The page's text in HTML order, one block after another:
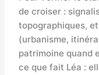
de croiser :
topographiques,
(urbanisme,
patrimoine quand
ce que fait Léa :